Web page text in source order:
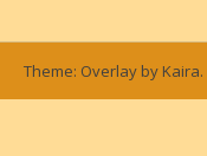
Theme: Overlay by Kaira.